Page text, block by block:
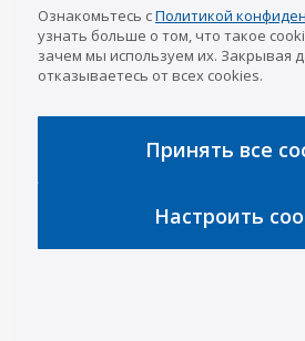
Казань
8 (843) 207-03-08
Уфа
8 (347) 258-84-87
8 (8352) 38-88-37
Интернет-магазин
Ознакомьтесь сПолитикой
узнать больше о том, что такое
зачем мы используем их. Закрывая
отказываетесь от всех cookies.
Принять все
Настроить